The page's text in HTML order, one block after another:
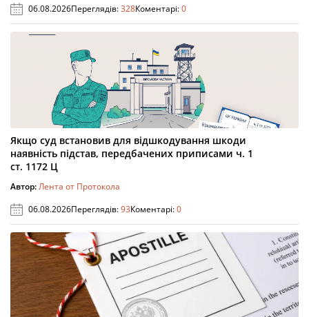
06.08.2026Переглядів:328Коментарі:0
Якщо суд встановив для відшкодування шкоди
наявність підстав, передбачених приписами ч. 1
ст. 1172 Ц
Автор:Лента от Протокола
06.08.2026Переглядів:93Коментарі:0